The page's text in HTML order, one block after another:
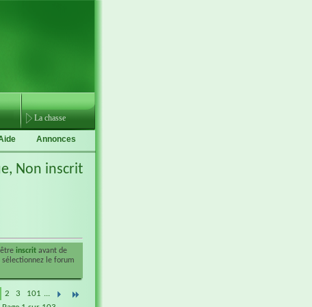
La chasse
Annonces
Non inscrit
inscrit avant de
sélectionnez le forum
2 3 101 ...